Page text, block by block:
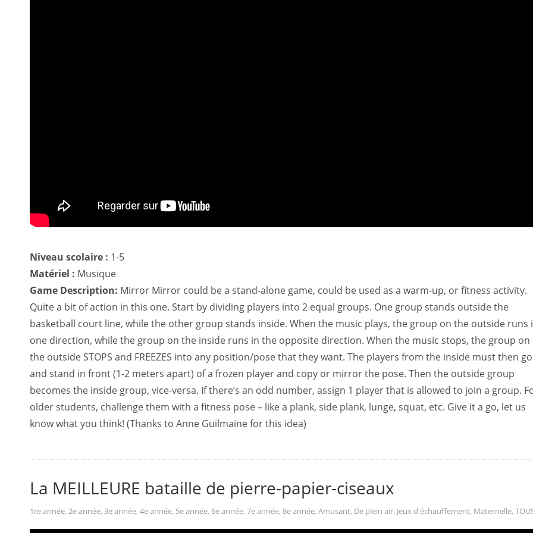
Niveau scolaire : 1-5
Matériel : Musique
Game Description: Mirror Mirror could be a stand-alone game, could be used as a warm-up, or fitness activity.
Quite a bit of action in this one. Start by dividing players into 2 equal groups. One group stands outside the
basketball court line, while the other group stands inside. When the music plays, the group on the outside runs
one direction, while the group on the inside runs in the opposite direction. When the music stops, the group on
the outside STOPS and FREEZES into any position/pose that they want. The players from the inside must then go
and stand in front (1-2 meters apart) of a frozen player and copy or mirror the pose. Then the outside group
becomes the inside group, vice-versa. If there’s an odd number, assign 1 player that is allowed to join a group.
older students, challenge them with a fitness pose – like a plank, side plank, lunge, squat, etc. Give it a go, let us
know what you think! (Thanks to Anne Guilmaine for this idea)
La MEILLEURE bataille de pierre-papier-ciseaux
1re année, 2e année, 3e année, 4e année, 5e année, 6e année, 7e année, 8e année, Amusant, De plein air, Jeux d'échauffement, Maternelle,